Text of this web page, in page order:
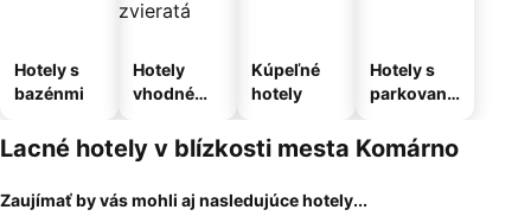
Hotely s
bazénmi
Hotely
vhodné
domáce
zvieratá
Kúpeľné
hotely
Hotely s
parkovaní
Lacné hotely v blízkosti mesta Komárno
Zaujímať by vás mohli aj nasledujúce hotely...